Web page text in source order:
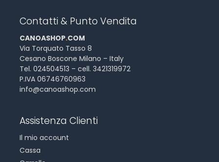
Contatti & Punto Vendita
CANOASHOP.COM
Via Torquato Tasso 8
Cesano Boscone Milano – Italy
Tel. 024504513 – cell. 3421319972
P.IVA 06746760963
info@canoashop.com
Assistenza Clienti
Il mio account
Cassa